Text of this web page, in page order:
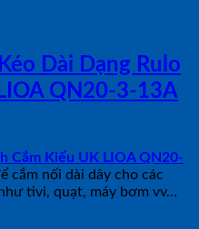
Dài Dạng Rulo
QN20-3-13A
Cắm Kiểu UK LIOA QN20-
cắm nối dài dây cho các
tivi, quạt, máy bơm vv…